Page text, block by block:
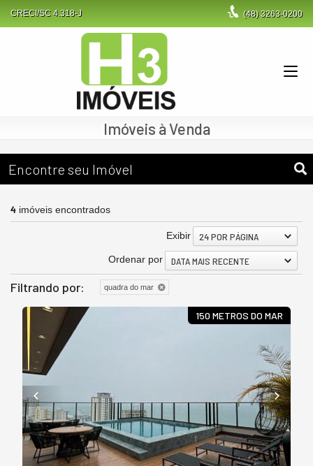
CRECI/SC 4.318-J (48)3263-0200
Imóveis à Venda
Encontre seu Imóvel
4 imóveis encontrados
Exibir 24 POR PÁGINA
Ordenar por DATA MAIS RECENTE
Filtrando por: quadra do mar
150 METROS DO MAR